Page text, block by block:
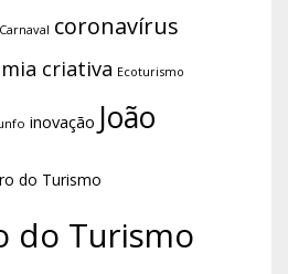
Carnaval coronavírus
criativa Ecoturismo
inovação João
do Turismo
do Turismo